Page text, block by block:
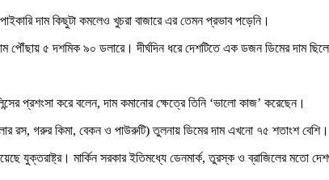
দাম কিছুটা কমলেও খুচরা বাজারে এর তেমন প্রভাব পড়েনি।
পৌঁছায় ৫ দশমিক ৯০ ডলারে। দীর্ঘদিন ধরে দেশটিতে এক ডজন ডিমের দাম
প্রশংসা করে বলেন, দাম কমানোর ক্ষেত্রে তিনি ‘ভালো কাজ’ করেছেন।
রস, গরুর কিমা, বেকন ও পাউরুটি) তুলনায় ডিমের দাম এখনো ৭৫ শতাংশ বেশি।
যুক্তরাষ্ট্র। মার্কিন সরকার ইতিমধ্যে ডেনমার্ক, তুরস্ক ও ব্রাজিলের মতো